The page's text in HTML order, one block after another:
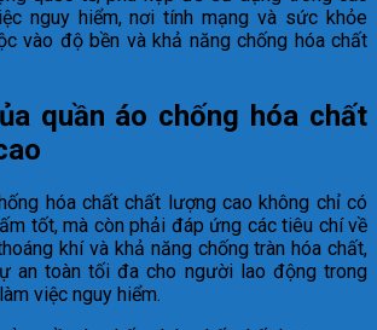
nguy hiểm, nơi tính mạng và sức khỏe
vào độ bền và khả năng chống hóa chất
quần áo chống hóa chất
hóa chất chất lượng cao không chỉ có
tốt, mà còn phải đáp ứng các tiêu chí về
khí và khả năng chống tràn hóa chất,
an toàn tối đa cho người lao động trong
việc nguy hiểm.